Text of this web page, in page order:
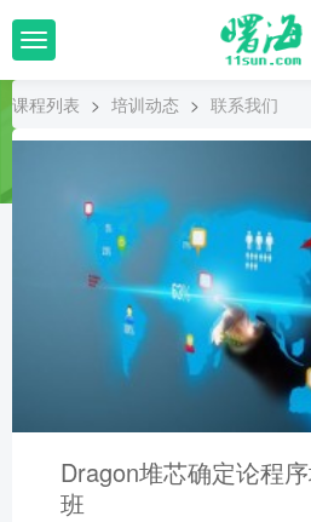
T
o
g
l
课程列表 > 培训动态 > 联系我们
Dragon堆芯确定论程
班